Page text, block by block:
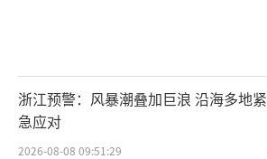
浙江预警：风暴潮叠加巨浪 沿海多地紧
急应对
2026-08-08 09:51:29